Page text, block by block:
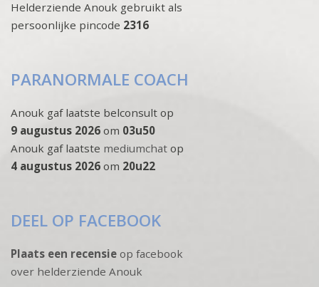
Helderziende Anouk gebruikt als
persoonlijke pincode 2316
PARANORMALE COACH
Anouk gaf laatste belconsult op
9 augustus 2026 om 03u50
Anouk gaf laatste mediumchat op
4 augustus 2026 om 20u22
DEEL OP FACEBOOK
Plaats een recensie op facebook
over helderziende Anouk